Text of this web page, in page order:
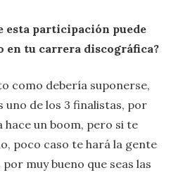
esta participación puede
en tu carrera discográfica?
como debería suponerse,
uno de los 3 finalistas, por
un boom, pero si te
poco caso te hará la gente
muy bueno que seas las